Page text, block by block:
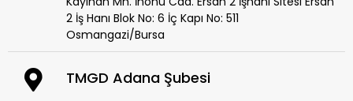
2 İş Hanı Blok No: 6 İç Kapı No: 511
Osmangazi/Bursa
TMGD Adana Şubesi